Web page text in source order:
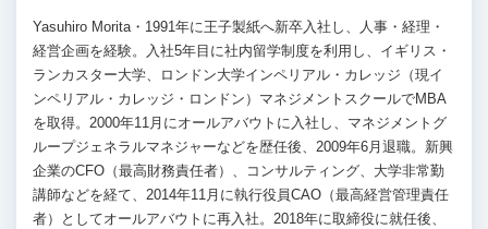
Yasuhiro Morita・1991年に王子製紙へ新卒入社し、人事・経理・
経営企画を経験。入社5年目に社内留学制度を利用し、イギリス・
ランカスター大学、ロンドン大学インペリアル・カレッジ（現イ
ンペリアル・カレッジ・ロンドン）マネジメントスクールでMBA
を取得。2000年11月にオールアバウトに入社し、マネジメントグ
ループジェネラルマネジャーなどを歴任後、2009年6月退職。新興
企業のCFO（最高財務責任者）、コンサルティング、大学非常勤
講師などを経て、2014年11月に執行役員CAO（最高経営管理責任
者）としてオールアバウトに再入社。2018年に取締役に就任後、